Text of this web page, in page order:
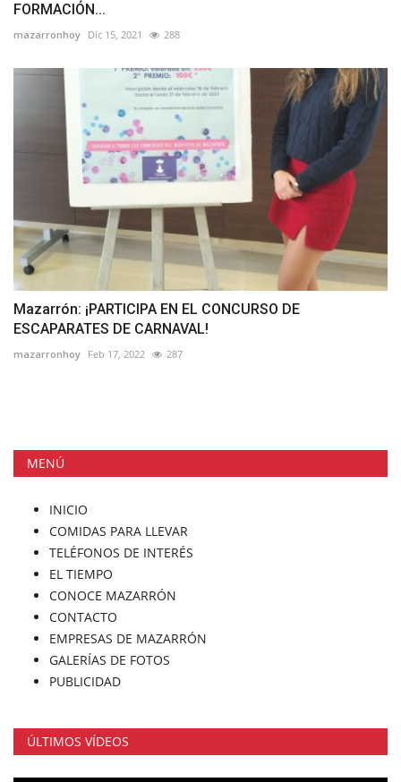
FORMACIÓN...
mazarronhoy Dic 15, 2021 288
Mazarrón: ¡PARTICIPA EN EL CONCURSO DE
ESCAPARATES DE CARNAVAL!
mazarronhoy Feb 17, 2022 287
MENÚ
INICIO
COMIDAS PARA LLEVAR
TELÉFONOS DE INTERÉS
EL TIEMPO
CONOCE MAZARRÓN
CONTACTO
EMPRESAS DE MAZARRÓN
GALERÍAS DE FOTOS
PUBLICIDAD
ÚLTIMOS VÍDEOS